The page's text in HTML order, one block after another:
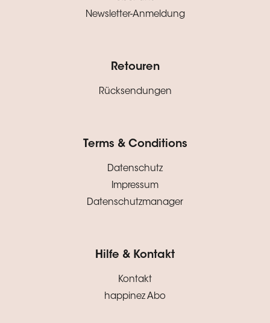
Newsletter-Anmeldung
Retouren
Rücksendungen
Terms & Conditions
Datenschutz
Impressum
Datenschutzmanager
Hilfe & Kontakt
Kontakt
happinez Abo